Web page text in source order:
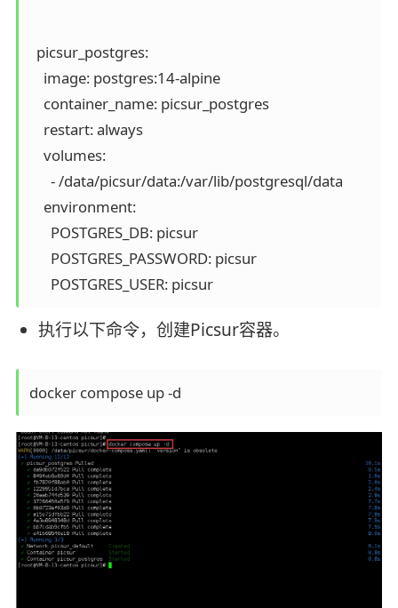
  picsur_postgres:
    image: postgres:14-alpine
    container_name: picsur_postgres
    restart: always
    volumes:
      - /data/picsur/data:/var/lib/postgresql/data
    environment:
      POSTGRES_DB: picsur
      POSTGRES_PASSWORD: picsur
      POSTGRES_USER: picsur
执行以下命令，创建Picsur容器。